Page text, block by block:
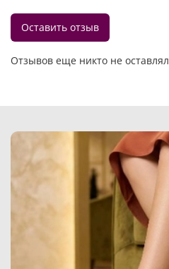
Отзывов еще никто не оставлял
Оставить отзыв